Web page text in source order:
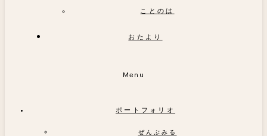
ことのは
おたより
Menu
ポートフォリオ
ぜんぶみる